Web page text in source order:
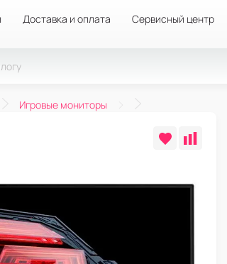
Доставка и оплата Сервисный центр
Игровые мониторы